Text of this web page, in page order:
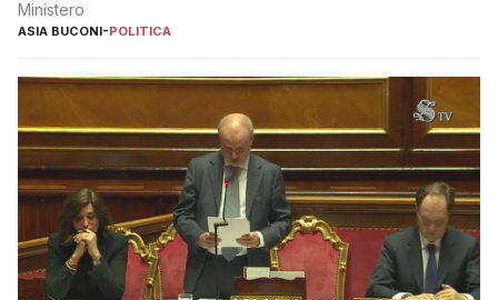
Ministero
ASIA BUCONI-POLITICA